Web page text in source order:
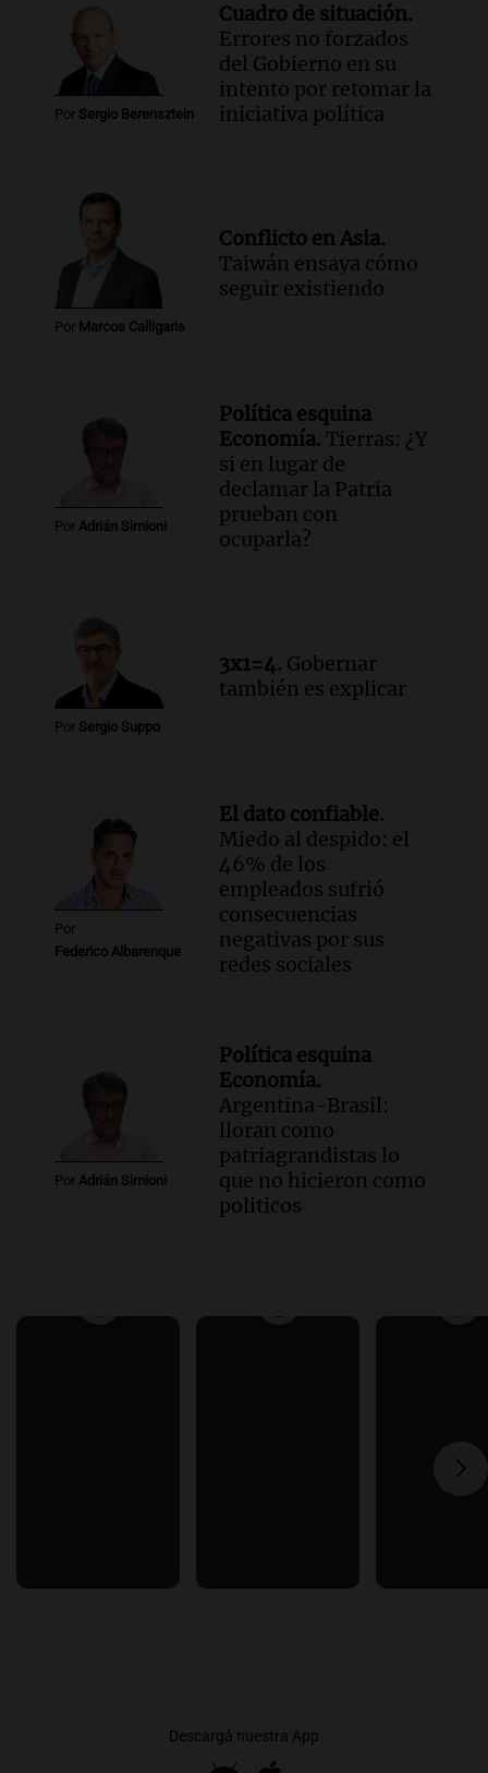
"Lamentablemente nadie va a
devolvérnosla"
Siempre Juntos Rosario
Episodios
Audio.Se divorciaron y la Justicia
Desayuno de Juntos
Episodios
Audio.Una mujer fallece tras vuelco de
vehículo en la Circunvalación Este-
Oeste en Salta
Panorama Federal
en la Circunvalación Este-Oeste de
Salta
Panorama Federal
Audio.El Polo Obrero marcha en
Córdoba pidiendo trabajo genuino y
Audio.
organizaciones sociales por San
Cayetano avanza hacia el Monumento
Noticias Rosario
Por Sergio Berensztein
Cuadro de situación.
Errores no forzados
del Gobierno en su
intento por retomar la
iniciativa política
Por Marcos Calligaris
Conflicto en Asia.
Taiwán ensaya cómo
seguir existiendo
Por Adrián Simioni
Política esquina
Economía. Tierras: ¿Y
si en lugar de
declamar la Patria
prueban con
ocuparla?
Por Sergio Suppo
3x1=4. Gobernar
también es explicar
Por
Federico Albarenque
El dato confiable.
Miedo al despido: el
46% de los
empleados sufrió
consecuencias
negativas por sus
redes sociales
Por Adrián Simioni
Política esquina
Economía.
Argentina-Brasil:
lloran como
patriagrandistas lo
que no hicieron como
politicos
Descargá nuestra App